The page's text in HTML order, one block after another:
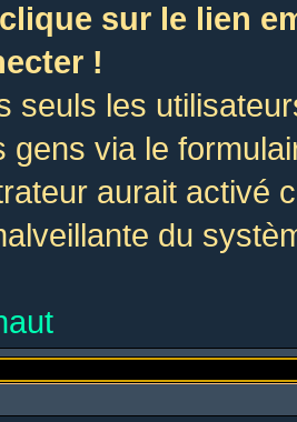
sur le lien
!
seuls les
gens via le
aurait activé
du